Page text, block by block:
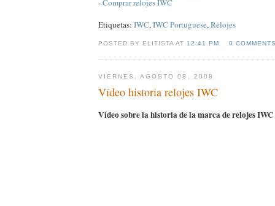
-Comprar relojes IWC
Etiquetas: IWC,IWC Portuguese,Relojes
POSTED BY ELITISTA AT 12:41 PM 0
VIERNES, AGOSTO 08, 2008
Vídeo historia relojes IWC
Vídeo sobre la historia de la marca de relojes IWC